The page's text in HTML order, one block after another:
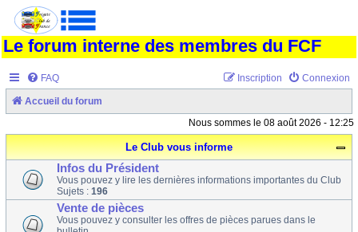
Le forum interne des membres du FCF
FAQ Connexion
Inscription
Accueil du forum
Nous sommes le 08 août 2026 - 12:25
Le Club vous informe
Infos du Président
Vous pouvez y lire les dernières informations importantes du Club
Sujets : 196
Vente de pièces
Vous pouvez y consulter les offres de pièces parues dans le